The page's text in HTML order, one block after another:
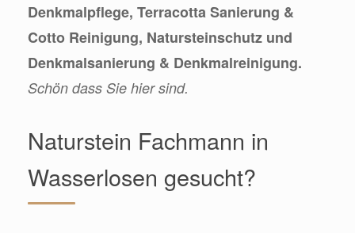
Denkmalpflege, Terracotta Sanierung &
Cotto Reinigung, Natursteinschutz und
Denkmalsanierung & Denkmalreinigung.
Schön dass Sie hier sind.
Naturstein Fachmann in
Wasserlosen gesucht?